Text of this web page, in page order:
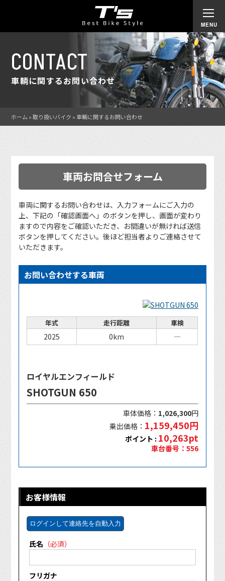
CONTACT
車輌に関するお問い合わせ
ホーム »取り扱いバイク »車輌に関するお問い合わせ
車両お問合せフォーム
車両に関するお問い合わせは、入力フォームにご入力の
上、下記の「確認画面へ」のボタンを押し、画面が変わり
ますので内容をご確認いただき、お間違いが無ければ送信
ボタンを押してください。後ほど担当者よりご連絡させて
いただきます。
お客様情報
ログインして連絡先を自動入力
氏名 （必須）
フリガナ
お問い合わせする車両
年式 走行距離 車検
2025 0km ―
ロイヤルエンフィールド
SHOTGUN 650
車体価格： 1,026,300円
乗出価格： 1,159,450円
ポイント : 10,263pt
車台番号：556